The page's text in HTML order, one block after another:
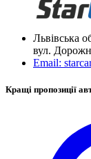
Львівська
вул.
Email:
Кращі пропозиції